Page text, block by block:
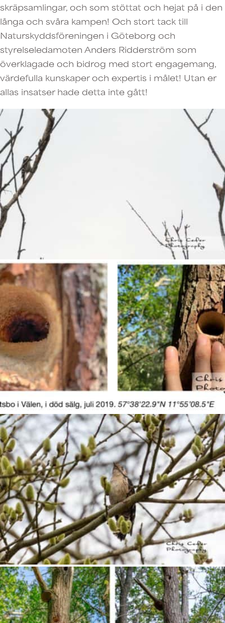
skräpsamlingar, och som stöttat och hejat på i den
långa och svåra kampen! Och stort tack till
Naturskyddsföreningen i Göteborg och
styrelseledamoten Anders Ridderström som
överklagade och bidrog med stort engagemang,
värdefulla kunskaper och expertis i målet! Utan er
allas insatser hade detta inte gått!